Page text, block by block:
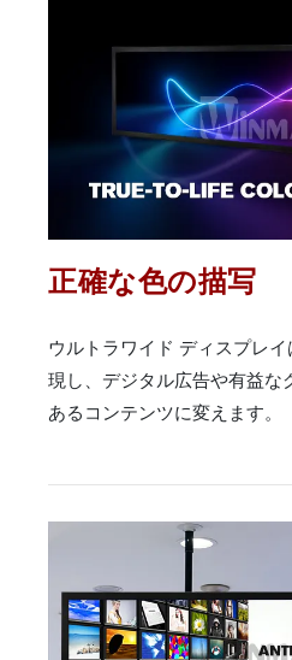
正確な色の描写
ウルトラワイド ディスプレ
現し、デジタル広告や有益な
あるコンテンツに変えます。